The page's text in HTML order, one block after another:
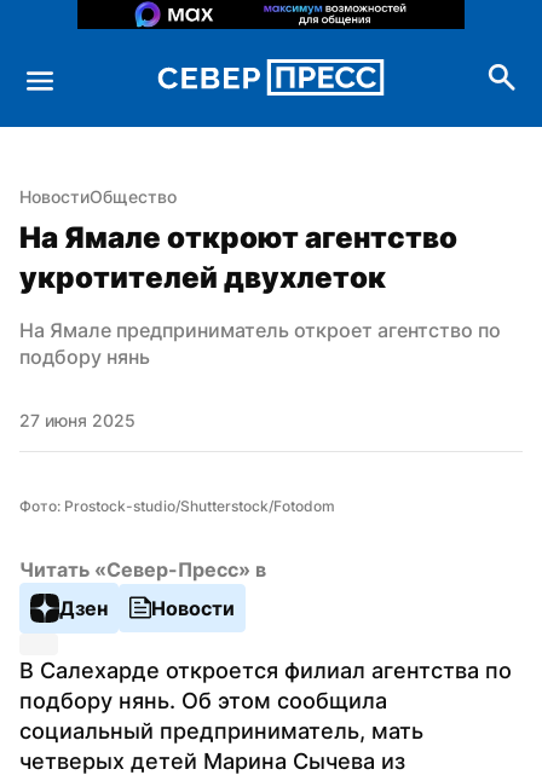
НовостиОбщество
На Ямале откроют агентство
укротителей двухлеток
На Ямале предприниматель откроет агентство по
подбору нянь
27 июня 2025
Фото: Prostock-studio/Shutterstock/Fotodom
Читать «Север-Пресс» в
Дзен
Новости
В Салехарде откроется филиал агентства по
подбору нянь. Об этом сообщила
социальный предприниматель, мать
четверых детей Марина Сычева из